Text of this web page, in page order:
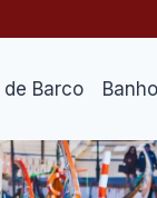
de Barco